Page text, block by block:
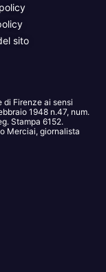
sito
di Firenze ai sensi
1948 n.47, num.
Stampa 6152.
Merciai, giornalista